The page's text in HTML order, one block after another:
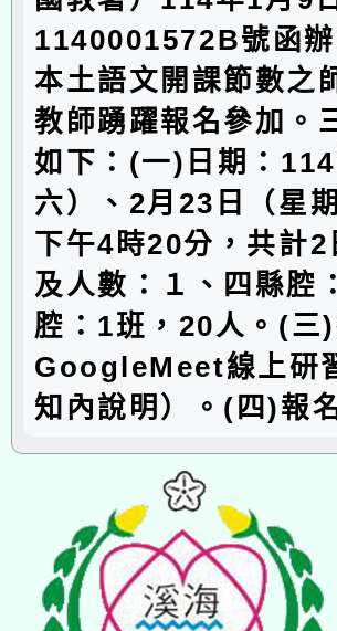
1140001572B號函
本土語文開課節數之
教師踴躍報名參加。
如下：(一)日期：
六）、2月23日（星
下午4時20分，共計
及人數：１、四縣腔
腔：1班，20人。(三)
GoogleMeet線上研
知內說明）。(四)報